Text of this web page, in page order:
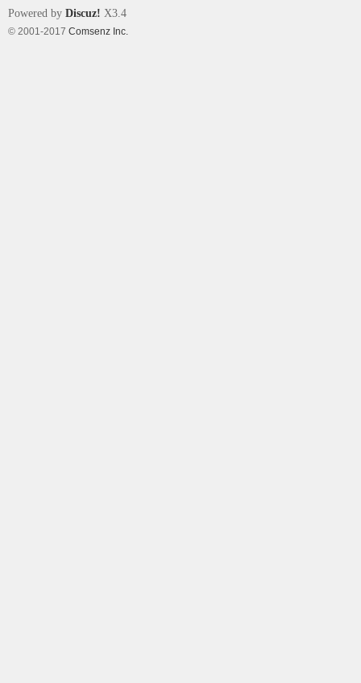
Powered by Discuz! X3.4
© 2001-2017 Comsenz Inc.